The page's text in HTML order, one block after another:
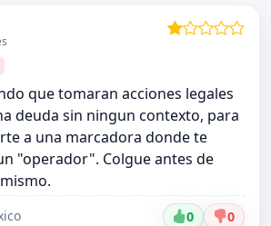
que tomaran acciones legales
deuda sin ningun contexto, para
a una marcadora donde te
"operador". Colgue antes de
0 0